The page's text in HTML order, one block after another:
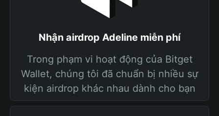
Nhận airdrop Adeline miễn phí
Trong phạm vi hoạt động của Bitget
Wallet, chúng tôi đã chuẩn bị nhiều sự
kiện airdrop khác nhau dành cho bạn